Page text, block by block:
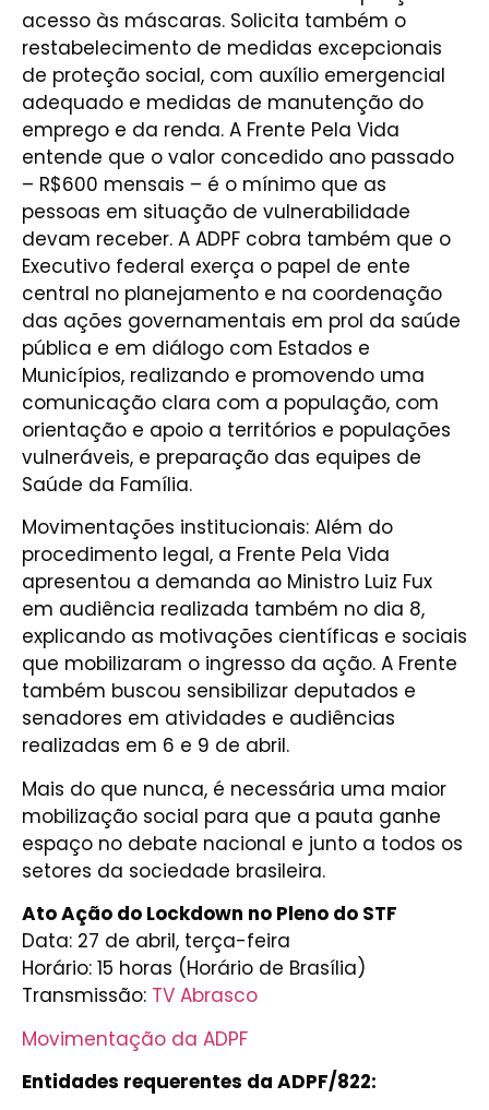
acesso às máscaras. Solicita também o
restabelecimento de medidas excepcionais
de proteção social, com auxílio emergencial
adequado e medidas de manutenção do
emprego e da renda. A Frente Pela Vida
entende que o valor concedido ano passado
– R$600 mensais – é o mínimo que as
pessoas em situação de vulnerabilidade
devam receber. A ADPF cobra também que o
Executivo federal exerça o papel de ente
central no planejamento e na coordenação
das ações governamentais em prol da saúde
pública e em diálogo com Estados e
Municípios, realizando e promovendo uma
comunicação clara com a população, com
orientação e apoio a territórios e populações
vulneráveis, e preparação das equipes de
Saúde da Família.
Movimentações institucionais: Além do
procedimento legal, a Frente Pela Vida
apresentou a demanda ao Ministro Luiz Fux
em audiência realizada também no dia 8,
explicando as motivações científicas e sociais
que mobilizaram o ingresso da ação. A Frente
também buscou sensibilizar deputados e
senadores em atividades e audiências
realizadas em 6 e 9 de abril.
Mais do que nunca, é necessária uma maior
mobilização social para que a pauta ganhe
espaço no debate nacional e junto a todos os
setores da sociedade brasileira.
Ato Ação do Lockdown no Pleno do STF
Data: 27 de abril, terça-feira
Horário: 15 horas (Horário de Brasília)
Transmissão: TV Abrasco
Movimentação da ADPF
Entidades requerentes da ADPF/822: